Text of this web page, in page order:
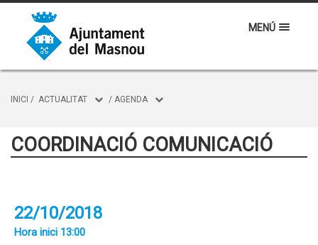
MENÚ
INICI / ACTUALITAT / AGENDA
COORDINACIÓ COMUNICACIÓ
22/10/2018
Hora inici 13:00